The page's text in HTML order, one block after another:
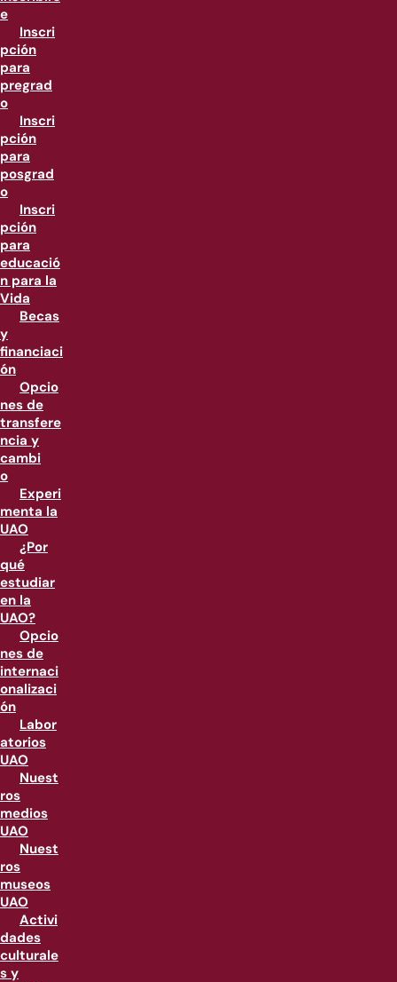
e
Inscri
pción
para
pregrad
o
Inscri
pción
para
posgrad
o
Inscri
pción
para
educació
n para la
Vida
Becas
y
financiaci
ón
Opcio
nes de
transfere
ncia y
cambi
o
Experi
menta la
UAO
¿Por
qué
estudiar
en la
UAO?
Opcio
nes de
internaci
onalizaci
ón
Labor
atorios
UAO
Nuest
ros
medios
UAO
Nuest
ros
museos
UAO
Activi
dades
culturale
s y